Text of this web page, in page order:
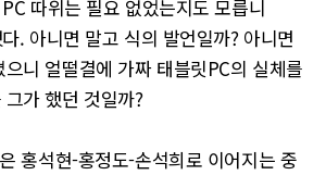
따위는 필요 없었는지도 모릅니
. 아니면 말고 식의 발언일까? 아니면
니 얼떨결에 가짜 태블릿PC의 실체를
가 했던 것일까?
홍석현-홍정도-손석희로 이어지는 중